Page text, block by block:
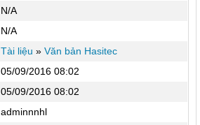
N/A
N/A
Tài liệu » Văn bản Hasitec
05/09/2016 08:02
05/09/2016 08:02
adminnnhl